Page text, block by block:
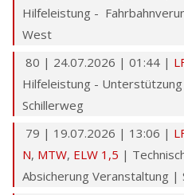
Hilfeleistung -
West
80 | 24.07.2026 | 01:44 |
Hilfeleistung -
Schillerweg
79 | 19.07.2026 | 13:06 |
N, MTW, ELW 1,5 |
Absicherung Veranstaltung